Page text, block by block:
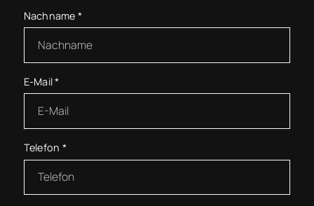
Nachname *
E-Mail*
Telefon *